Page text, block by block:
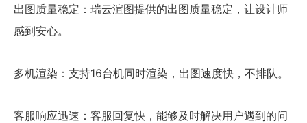
出图质量稳定：瑞云渲图提供的出图质量稳定，让设计师
感到安心。
多机渲染：支持16台机同时渲染 ，出图速度快，不排队。
客服响应迅速：客服回复快，能够及时解决用户遇到的问